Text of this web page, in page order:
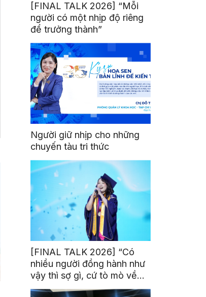
[FINAL TALK 2026] “Mỗi
người có một nhịp độ riêng
để trưởng thành”
Người giữ nhịp cho những
chuyến tàu tri thức
[FINAL TALK 2026] “Có
nhiều người đồng hành như
vậy thì sợ gì, cứ tò mò về
thế giới thôi”